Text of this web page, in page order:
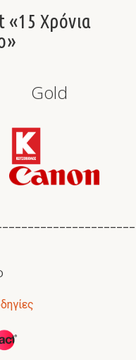
«15 Χρόνια
Gold